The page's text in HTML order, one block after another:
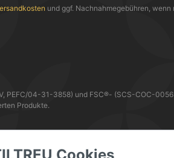
und ggf. Nachnahmegebühren,
PEFC/04-31-3858) und FSC®- (SCS-COC-
Produkte.